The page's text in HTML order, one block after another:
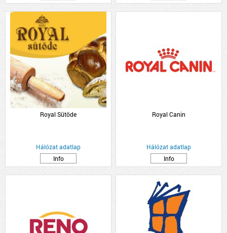
Royal Sütöde
Hálózat adatlap
Info
Royal Canin
Hálózat adatlap
Info